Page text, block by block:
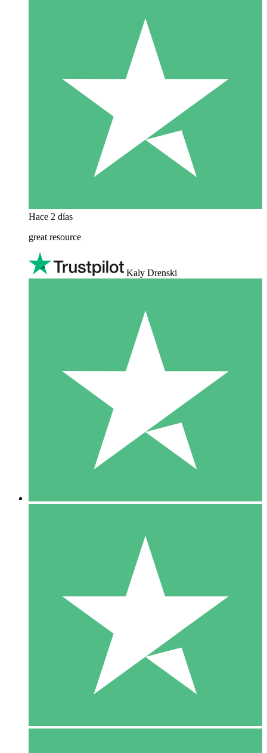
Hace 2 días
great resource
Kaly Drenski